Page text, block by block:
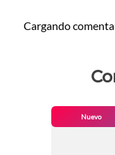
Cargando
Nuevo